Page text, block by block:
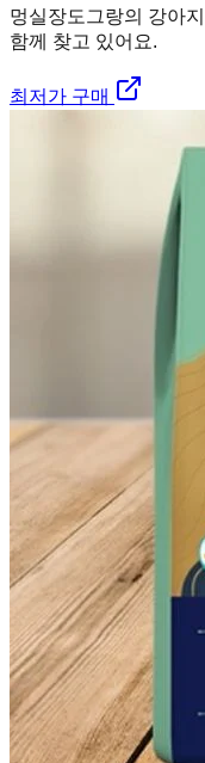
멍실장도그랑의 강아
함께 찾고 있어요.
최저가 구매